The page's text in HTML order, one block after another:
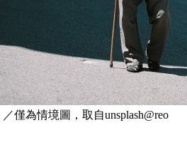
僅為情境圖，取自unsplash@reo